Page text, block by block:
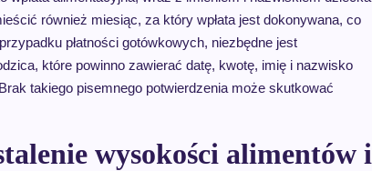
również miesiąc, za który wpłata jest dokonywana, co
płatności gotówkowych, niezbędne jest
które powinno zawierać datę, kwotę, imię i nazwisko
takiego pisemnego potwierdzenia może skutkować
wysokości alimentów i